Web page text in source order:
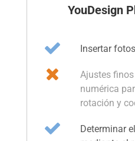
YouDesign
Insertar
Ajustes
numérica
rotación y
Determinar